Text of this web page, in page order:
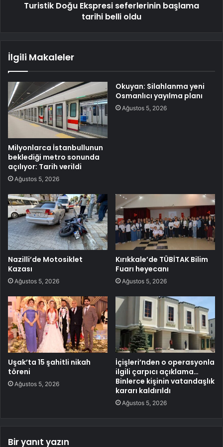
Turistik Doğu Ekspresi seferlerinin başlama
tarihi belli oldu
İlgili Makaleler
Milyonlarca İstanbullunun
beklediği metro sonunda
açılıyor: Tarih verildi
Ağustos 5, 2026
Okuyan: Silahlanma yeni
Osmanlıcı yayılma planı
Ağustos 5, 2026
Nazilli’de Motosiklet
Kazası
Ağustos 5, 2026
Kırıkkale’de TÜBİTAK Bilim
Fuarı heyecanı
Ağustos 5, 2026
Uşak’ta 15 şahitli nikah
töreni
Ağustos 5, 2026
İçişleri’nden o operasyonla
ilgili çarpıcı açıklama…
Binlerce kişinin vatandaşlık
kararı kaldırıldı
Ağustos 5, 2026
Bir yanıt yazın